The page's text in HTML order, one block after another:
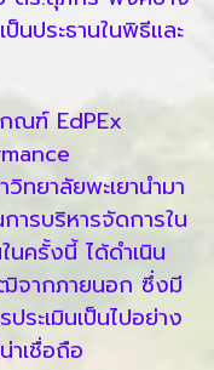
นประธานในพิธีและ
ณฑ์ EdPEx
ทยาลัยพะเยานำมา
รบริหารจัดการใน
นครั้งนี้ ได้ดำเนิน
จากภายนอก ซึ่งมี
ระเมินเป็นไปอย่าง
าเชื่อถือ